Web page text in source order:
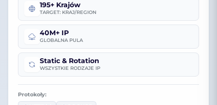
195+ Krajów
TARGET: KRAJ/REGION
40M+ IP
GLOBALNA PULA
Static & Rotation
WSZYSTKIE RODZAJE IP
Protokoły: